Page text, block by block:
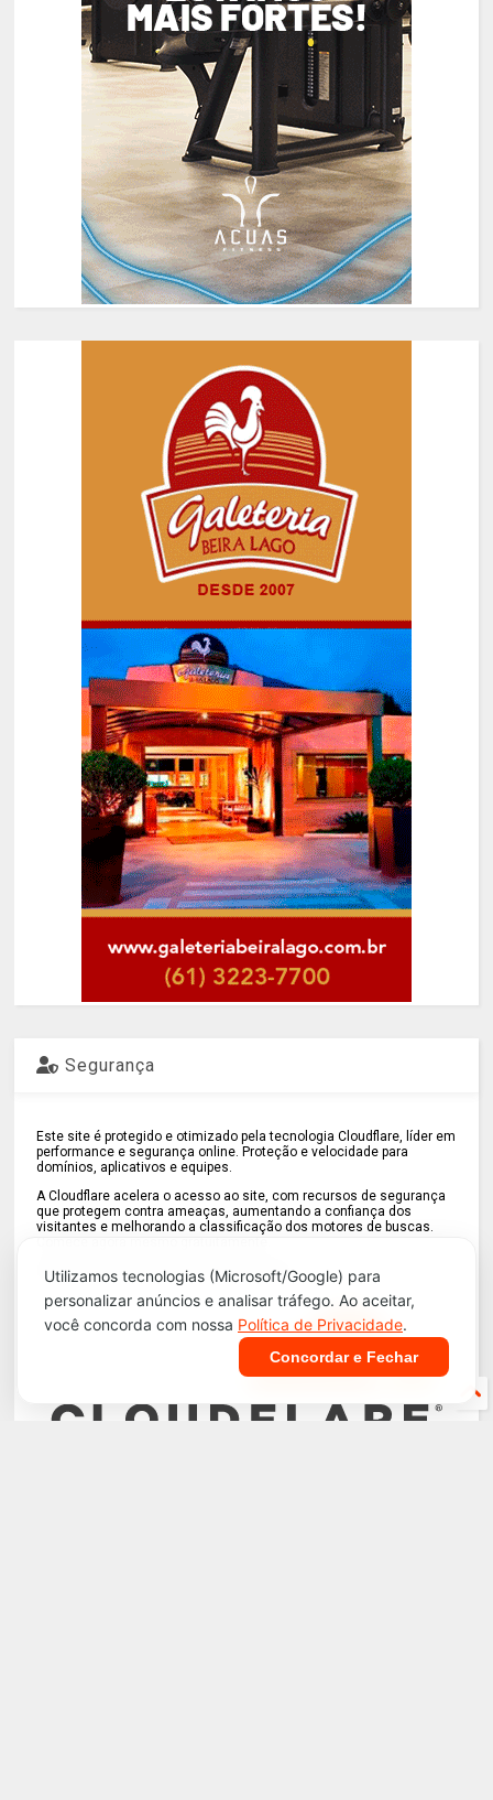
Utilizamos tecnologias (Microsoft/Google) para
personalizar anúncios e analisar tráfego. Ao aceitar,
você concorda com nossa Política de Privacidade.
Concordar e Fechar
Segurança
Este site é protegido e otimizado pela tecnologia Cloudflare, líder em
performance e segurança online. Proteção e velocidade para
domínios, aplicativos e equipes.
A Cloudflare acelera o acesso ao site, com recursos de segurança
que protegem contra ameaças, aumentando a confiança dos
visitantes e melhorando a classificação dos motores de buscas.
Ajudando a construir uma internet melhor!